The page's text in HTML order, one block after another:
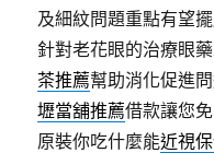
及細紋問題重點有望
針對老花眼的治療眼
茶推薦幫助消化促進
壢當舖推薦借款讓您
原裝你吃什麼能近視